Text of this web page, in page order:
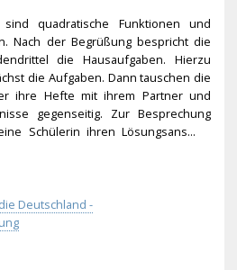
quadratische Funktionen und
Nach der Begrüßung bespricht die
die Hausaufgaben. Hierzu
die Aufgaben. Dann tauschen die
ihre Hefte mit ihrem Partner und
gegenseitig. Zur Besprechung
Schülerin ihren Lösungsans...
Deutschland -